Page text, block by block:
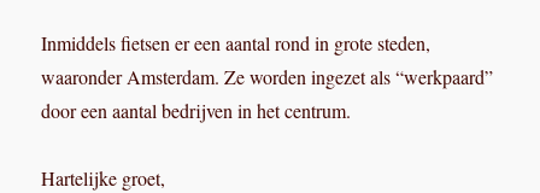
Inmiddels fietsen er een aantal rond in grote steden,
waaronder Amsterdam. Ze worden ingezet als “werkpaard”
door een aantal bedrijven in het centrum.
Hartelijke groet,